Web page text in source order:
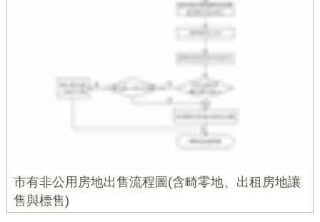
市有非公用房地出售流程圖(含畸零地、出租房地讓
售與標售)